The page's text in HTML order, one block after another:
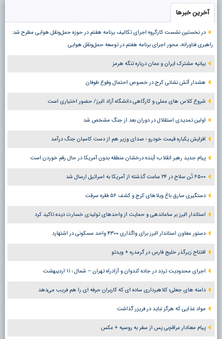
آخرین خبرها
در نخستین نشست کارگروه اجرای تکالیف برنامه هفتم در حوزه حمل‌ونقل هوایی مطرح شد:
راهبری فناورانه، محور اجرای برنامه هفتم در توسعه حمل‌ونقل هوایی
بیانیه مشترک ایران و عمان درباره تنگه هرمز
هشدار آتش نشانی کرج در خصوص احتمال وقوع طوفان
شروع کلاس های عملی و کارگاهی دانشگاه آزاد البرز/ حضور اختیاری است
اولین تمدیدی استقلال در دوران بعد از جنگ مشخص شد
افزایش یکباره قیمت خودرو ؛ صدای وزیر هم از دست کاسبان جنگ درآمد
پیام جدید رهبر انقلاب؛ آینده درخشان منطقه بدون آمریکا در حال رقم خوردن است
۶۵۰۰ تُن سلاح در ۲۴ ساعت گذشته از آمریکا به اسرائیل ارسال شد
دستگیری سارق باغ ویلاهای کرج و کشف ۵۶ فقره سرقت
استاندار البرز بر ساماندهی و حمایت از واحدهای تولیدی خسارت دیده تاکید کرد
دستور معاون استاندار البرز برای واگذاری ۴۳۰۰ واحد مسکونی در اشتهارد
افتتاح زیرگذر خلیج فارس در گرمدره + ویدئو
اجرای محدودیت تردد در جاده کندوان و آزادراه تهران – شمال ؛ ١١ اردیبهشت
دامنه های جعلی؛ کلاهبرداری ساده ای که کاربران حرفه ای را هم فریب می‌دهد
مواد غذایی که هرگز نباید در فریزر گذاشت
پیام معنادار عراقچی پس از سفر به روسیه + عکس